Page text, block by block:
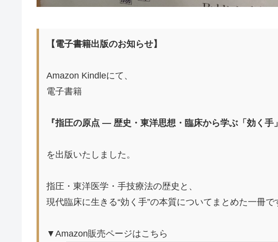
【電子書籍出版のお知らせ】
Amazon Kindleにて、
電子書籍
『指圧の原点 ― 歴史・東洋思想・臨床から学ぶ「効く手
を出版いたしました。
指圧・東洋医学・手技療法の歴史と、
現代臨床に生きる“効く手”の本質についてまとめた一冊で
▼Amazon販売ページはこちら